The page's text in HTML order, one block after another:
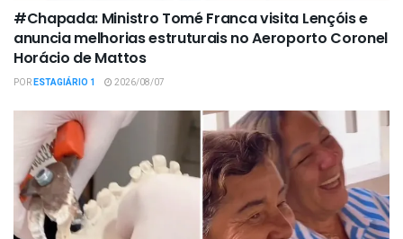
#Chapada: Ministro Tomé Franca visita Lençóis e
anuncia melhorias estruturais no Aeroporto Coronel
Horácio de Mattos
PORESTAGIÁRIO 1 2026/08/07